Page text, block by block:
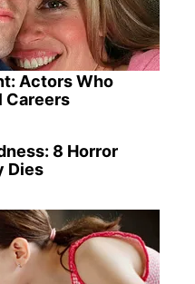
Actors Who
Careers
8 Horror
Dies